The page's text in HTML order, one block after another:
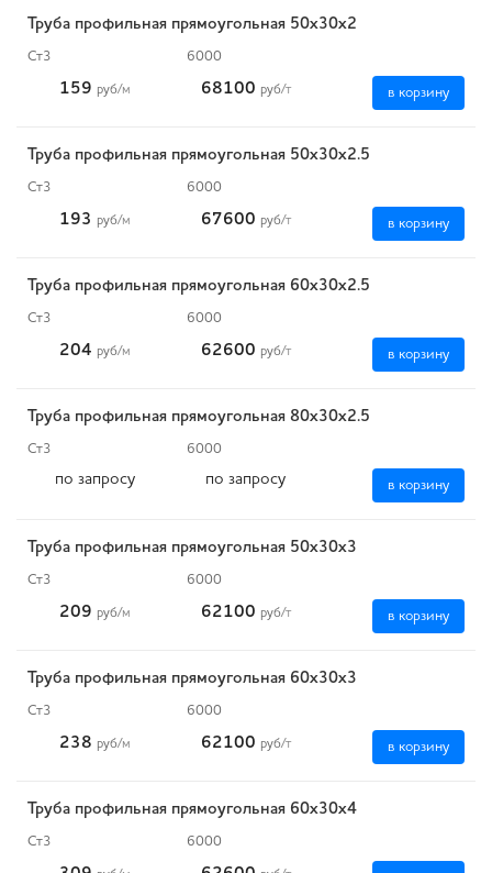
Труба профильная прямоугольная 50х30х2
Ст3 6000
159 руб/м 68100 руб/т в корзину
Труба профильная прямоугольная 50х30х2.5
Ст3 6000
193 руб/м 67600 руб/т в корзину
Труба профильная прямоугольная 60х30х2.5
Ст3 6000
204 руб/м 62600 руб/т в корзину
Труба профильная прямоугольная 80х30х2.5
Ст3 6000
по запросу по запросу в корзину
Труба профильная прямоугольная 50х30х3
Ст3 6000
209 руб/м 62100 руб/т в корзину
Труба профильная прямоугольная 60х30х3
Ст3 6000
238 руб/м 62100 руб/т в корзину
Труба профильная прямоугольная 60х30х4
Ст3 6000